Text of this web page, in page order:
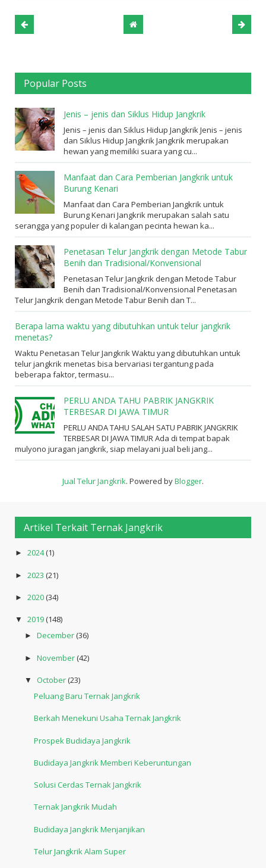
Popular Posts
Jenis – jenis dan Siklus Hidup Jangkrik
Jenis – jenis dan Siklus Hidup Jangkrik Jenis – jenis
dan Siklus Hidup Jangkrik Jangkrik merupakan
hewan yang memiliki suara yang cu...
Manfaat dan Cara Pemberian Jangkrik untuk
Burung Kenari
Manfaat dan Cara Pemberian Jangkrik untuk
Burung Kenari Jangkrik merupakan salah satu
serangga yang populer di kalangan pecinta hewan ka...
Penetasan Telur Jangkrik dengan Metode Tabur
Benih dan Tradisional/Konvensional
Penetasan Telur Jangkrik dengan Metode Tabur
Benih dan Tradisional/Konvensional Penetasan
Telur Jangkrik dengan Metode Tabur Benih dan T...
Berapa lama waktu yang dibutuhkan untuk telur jangkrik
menetas?
Waktu Penetasan Telur Jangkrik Waktu yang dibutuhkan untuk
telur jangkrik menetas bisa bervariasi tergantung pada
beberapa faktor, termasu...
PERLU ANDA TAHU PABRIK JANGKRIK
TERBESAR DI JAWA TIMUR
PERLU ANDA TAHU SALAH SATU PABRIK JANGKRIK
TERBESAR DI JAWA TIMUR Ada di tempat bapak
mulyono juragan jangkrik, siap melayani jual beli jang...
Jual Telur Jangkrik. Powered byBlogger.
Artikel Terkait Ternak Jangkrik
► 2024(1)
► 2023 (21)
► 2020(34)
▼ 2019(148)
► December(36)
► November(42)
▼ October(23)
Peluang Baru Ternak Jangkrik
Berkah Menekuni Usaha Ternak Jangkrik
Prospek Budidaya Jangkrik
Budidaya Jangkrik Memberi Keberuntungan
Solusi Cerdas Ternak Jangkrik
Ternak Jangkrik Mudah
Budidaya Jangkrik Menjanjikan
Telur Jangkrik Alam Super